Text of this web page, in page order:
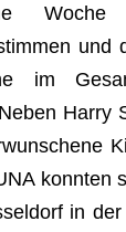
und
im
Harry
konn­ten
in